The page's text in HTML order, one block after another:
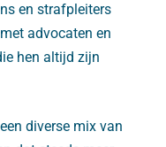
en strafpleiters
advocaten en
hen altijd zijn
diverse mix van